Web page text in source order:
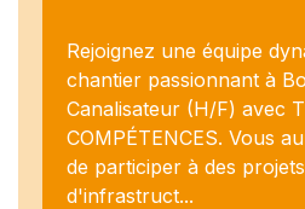
Rejoignez une équipe
chantier passionnant à
Canalisateur (H/F) avec
COMPÉTENCES. Vous
de participer à des
d'infrastruct...